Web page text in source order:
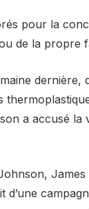
pour la
de la propre
a accusé la
d’une